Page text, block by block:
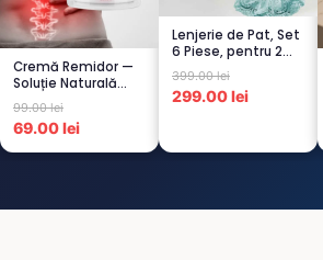
Cremă Remidor —
Soluție Naturală
pentru Dureri de
Spate...
99.00 lei
69.00 lei
Lenjerie de Pat, Set
6 Piese, pentru 2
persoana,
TURCOA...
399.00 lei
299.00 lei